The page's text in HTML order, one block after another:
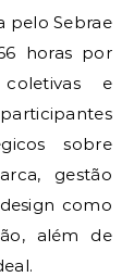
pelo Sebrae
horas por
e
sobre
gestão
como
além de